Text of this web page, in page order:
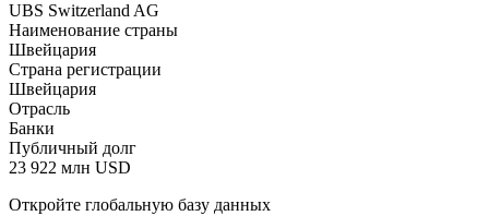
UBS Switzerland AG
Наименование страны
Швейцария
Страна регистрации
Швейцария
Отрасль
Банки
Публичный долг
23 922 млн USD
Откройте глобальную базу данных